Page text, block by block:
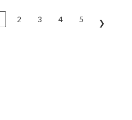
2 3 4 5 ❯